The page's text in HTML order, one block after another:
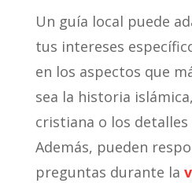
Un guía local puede
tus intereses
en los aspectos que
sea la historia
cristiana o los
Además, pueden
preguntas durante la